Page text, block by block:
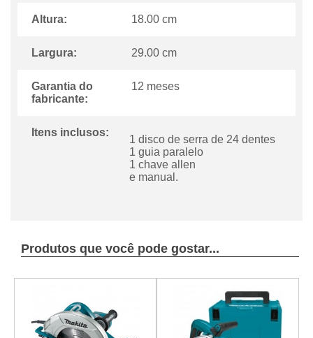
Altura: 18.00 cm
Largura: 29.00 cm
Garantia do
fabricante:
12 meses
Itens inclusos:
1 disco de serra de 24 dentes
1 guia paralelo
1 chave allen
e manual.
Produtos que você pode gostar...